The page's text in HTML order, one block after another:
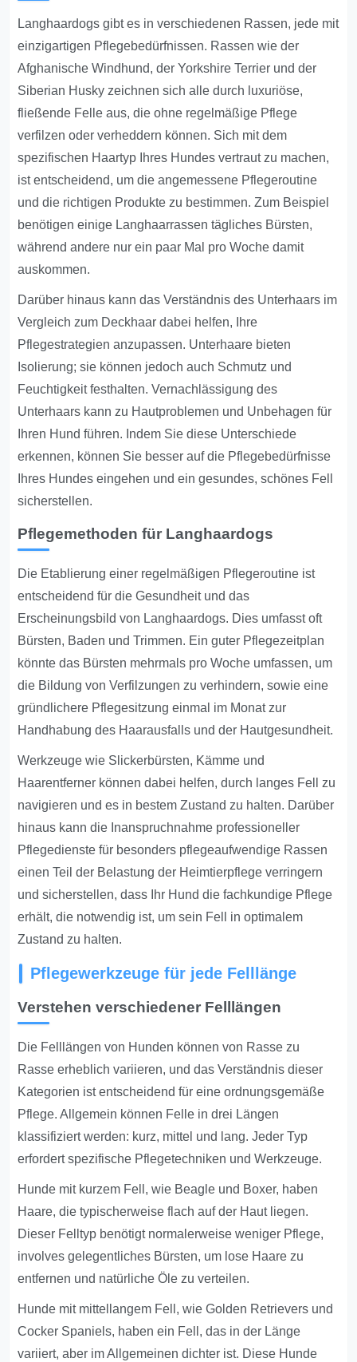
Langhaardogs gibt es in verschiedenen Rassen, jede mit
einzigartigen Pflegebedürfnissen. Rassen wie der
Afghanische Windhund, der Yorkshire Terrier und der
Siberian Husky zeichnen sich alle durch luxuriöse,
fließende Felle aus, die ohne regelmäßige Pflege
verfilzen oder verheddern können. Sich mit dem
spezifischen Haartyp Ihres Hundes vertraut zu machen,
ist entscheidend, um die angemessene Pflegeroutine
und die richtigen Produkte zu bestimmen. Zum Beispiel
benötigen einige Langhaarrassen tägliches Bürsten,
während andere nur ein paar Mal pro Woche damit
auskommen.
Darüber hinaus kann das Verständnis des Unterhaars im
Vergleich zum Deckhaar dabei helfen, Ihre
Pflegestrategien anzupassen. Unterhaare bieten
Isolierung; sie können jedoch auch Schmutz und
Feuchtigkeit festhalten. Vernachlässigung des
Unterhaars kann zu Hautproblemen und Unbehagen für
Ihren Hund führen. Indem Sie diese Unterschiede
erkennen, können Sie besser auf die Pflegebedürfnisse
Ihres Hundes eingehen und ein gesundes, schönes Fell
sicherstellen.
Pflegemethoden für Langhaardogs
Die Etablierung einer regelmäßigen Pflegeroutine ist
entscheidend für die Gesundheit und das
Erscheinungsbild von Langhaardogs. Dies umfasst oft
Bürsten, Baden und Trimmen. Ein guter Pflegezeitplan
könnte das Bürsten mehrmals pro Woche umfassen, um
die Bildung von Verfilzungen zu verhindern, sowie eine
gründlichere Pflegesitzung einmal im Monat zur
Handhabung des Haarausfalls und der Hautgesundheit.
Werkzeuge wie Slickerbürsten, Kämme und
Haarentferner können dabei helfen, durch langes Fell zu
navigieren und es in bestem Zustand zu halten. Darüber
hinaus kann die Inanspruchnahme professioneller
Pflegedienste für besonders pflegeaufwendige Rassen
einen Teil der Belastung der Heimtierpflege verringern
und sicherstellen, dass Ihr Hund die fachkundige Pflege
erhält, die notwendig ist, um sein Fell in optimalem
Zustand zu halten.
Pflegewerkzeuge für jede Felllänge
Verstehen verschiedener Felllängen
Die Felllängen von Hunden können von Rasse zu
Rasse erheblich variieren, und das Verständnis dieser
Kategorien ist entscheidend für eine ordnungsgemäße
Pflege. Allgemein können Felle in drei Längen
klassifiziert werden: kurz, mittel und lang. Jeder Typ
erfordert spezifische Pflegetechniken und Werkzeuge.
Hunde mit kurzem Fell, wie Beagle und Boxer, haben
Haare, die typischerweise flach auf der Haut liegen.
Dieser Felltyp benötigt normalerweise weniger Pflege,
involves gelegentliches Bürsten, um lose Haare zu
entfernen und natürliche Öle zu verteilen.
Hunde mit mittellangem Fell, wie Golden Retrievers und
Cocker Spaniels, haben ein Fell, das in der Länge
variiert, aber im Allgemeinen dichter ist. Diese Hunde